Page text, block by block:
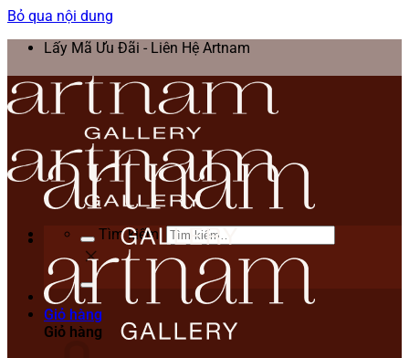
Bỏ qua nội dung
Lấy Mã Ưu Đãi - Liên Hệ Artnam
Tìm kiếm:
Giỏ hàng
Giỏ hàng